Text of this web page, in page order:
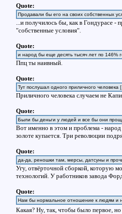
Quote:
Продавали бы его на своих собственных
...и получилось бы, как в Гондурасе -
"собственные условия".
Quote:
и народ бы еще десять тысяч лет по 146%
Ппц ты наивный.
Quote:
Тут послушал одного приличного
Приличного человека случаем не
Quote:
Были бы деньги у людей и все бы они
Вот именно в этом и проблема - народ
золоте купается. Три революции
Quote:
да-да, реношки там, мерсы, датсуны и
Угу, отвёрточной сборкой, которую
технологий. У работников завода
Quote:
Нам бы нормальное отношение к людям и
Какая? Ну, так, чтобы было первое,